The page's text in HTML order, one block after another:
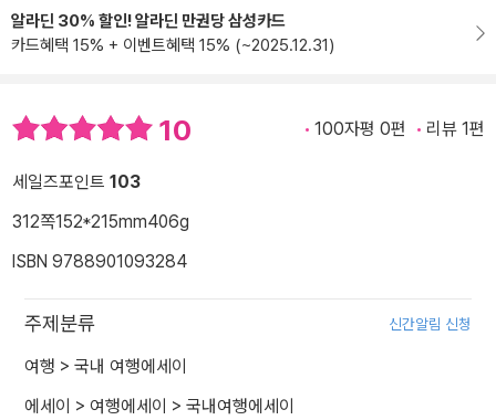
알라딘 30% 할인! 알라딘 만권당 삼성카드
카드혜택 15% + 이벤트혜택 15% (~2025.12.31)
10 100자평 0편 리뷰 1편
세일즈포인트 103
312쪽152*215mm406g
ISBN 9788901093284
주제분류 신간알림 신청
여행 > 국내 여행에세이
에세이 > 여행에세이 > 국내여행에세이